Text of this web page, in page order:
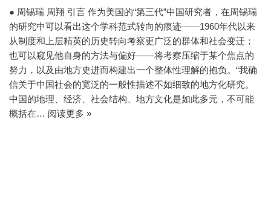
● 周锡瑞 周翔 引言 作为美国的“第三代”中国研究者，在周锡瑞
的研究中可以看出这个学科范式转向的痕迹——1960年代以来
从制度和上层精英的历史转向考察更广泛的群体和社会变迁；
也可以窥见他自身的方法与偏好——将考察压缩于某个焦点的
努力，以及由地方史进而构建出一个整体性理解的抱负。“我确
信关于中国社会的宽泛的一般性描述不如细致的地方化研究。
中国的地理、经济、社会结构、地方文化是如此多元，不可能
概括在… 阅读更多 »